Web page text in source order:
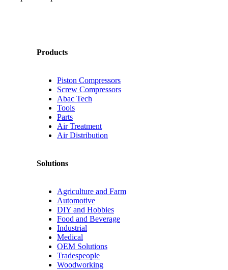
Products
Piston Compressors
Screw Compressors
Abac Tech
Tools
Parts
Air Treatment
Air Distribution
Solutions
Agriculture and Farm
Automotive
DIY and Hobbies
Food and Beverage
Industrial
Medical
OEM Solutions
Tradespeople
Woodworking